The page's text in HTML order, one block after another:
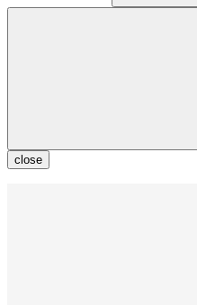
close